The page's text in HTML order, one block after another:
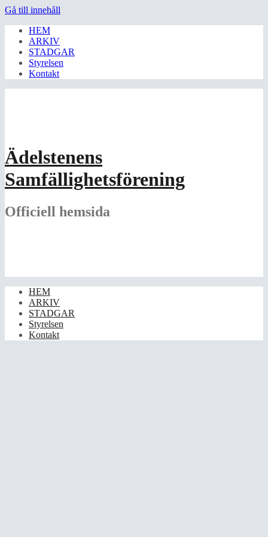
Gå till innehåll
HEM
ARKIV
STADGAR
Styrelsen
Kontakt
Ädelstenens
Samfällighetsförening
Officiell hemsida
HEM
ARKIV
STADGAR
Styrelsen
Kontakt